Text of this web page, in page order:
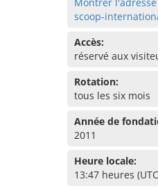
scoop-
Accès:
réservé aux
Rotation:
tous les six mois
Année de
2011
Heure locale:
13:47 heures